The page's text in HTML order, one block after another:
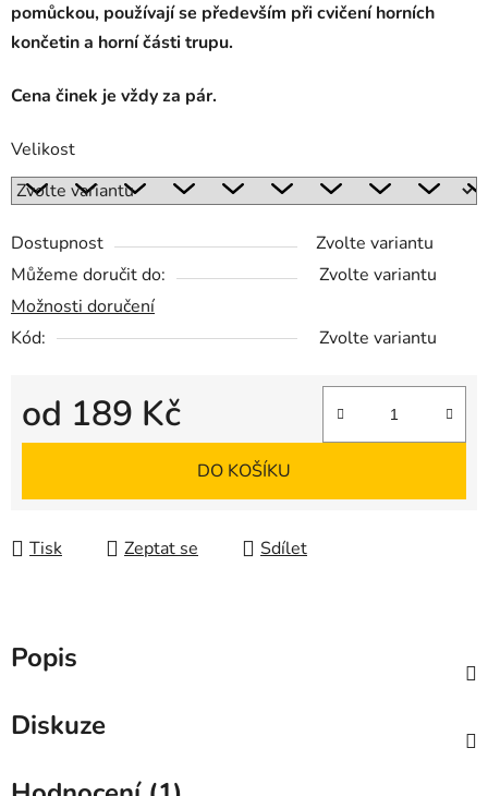
pomůckou, používají se především při cvičení horních
končetin a horní části trupu.
Cena činek je vždy za pár.
Velikost
Dostupnost
Zvolte variantu
Můžeme doručit do:
Zvolte variantu
Možnosti doručení
Kód:
Zvolte variantu
od 189 Kč
Měrná cena:
DO KOŠÍKU
Tisk Zeptat se Sdílet
Popis
Diskuze